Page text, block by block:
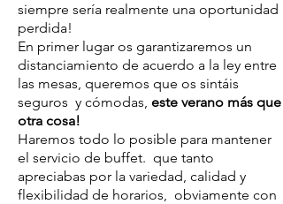
siempre sería realmente una oportunidad
perdida!
En primer lugar os garantizaremos un
distanciamiento de acuerdo a la ley entre
las mesas, queremos que os sintáis
seguros y cómodas, este verano más que
otra cosa!
Haremos todo lo posible para mantener
el servicio de buffet. que tanto
apreciabas por la variedad, calidad y
flexibilidad de horarios, obviamente con